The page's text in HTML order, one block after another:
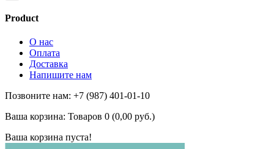
Product
О нас
Оплата
Доставка
Напишите нам
Позвоните нам: +7 (987) 401-01-10
Ваша корзина: Товаров 0 (0,00 руб.)
Ваша корзина пуста!